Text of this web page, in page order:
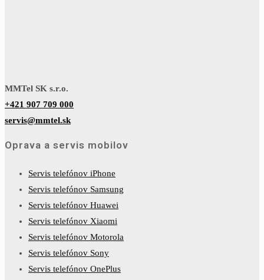
MMTel SK s.r.o.
+421 907 709 000
servis@mmtel.sk
Oprava a servis mobilov
Servis telefónov iPhone
Servis telefónov Samsung
Servis telefónov Huawei
Servis telefónov Xiaomi
Servis telefónov Motorola
Servis telefónov Sony
Servis telefónov OnePlus